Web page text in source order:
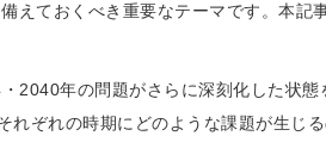
えておくべき重要なテーマです。本記
2040年の問題がさらに深刻化した状
ぞれの時期にどのような課題が生じ